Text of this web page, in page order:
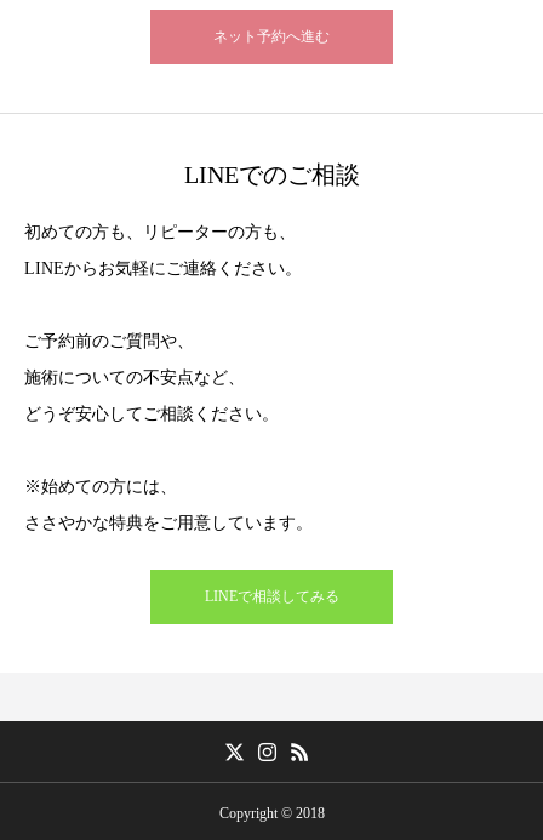
ネット予約へ進む
LINEでのご相談
初めての方も、リピーターの方も、
LINEからお気軽にご連絡ください。
ご予約前のご質問や、
施術についての不安点など、
どうぞ安心してご相談ください。
※始めての方には、
ささやかな特典をご用意しています。
LINEで相談してみる
Copyright © 2018